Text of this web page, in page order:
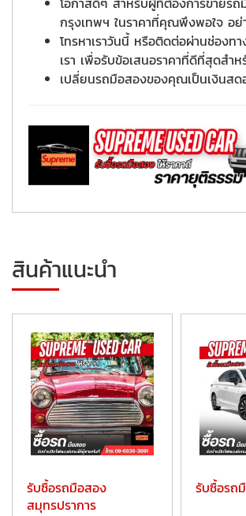
กรุงเทพฯ ในราคาที่คุณพึงพอใจ อ
โทรหาเราวันนี้ หรือติดต่อผ่านช่องท
เรา เพื่อรับข้อเสนอราคาที่ดีที่สุดสำ
เปลี่ยนรถมือสองของคุณเป็นเงินส
สินค้าแนะนำ
รับซื้อรถมือสอง
สมุทรปราการ
รับซื้อรถ